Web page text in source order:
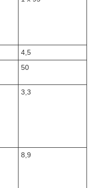
4,5
50
3,3
8,9